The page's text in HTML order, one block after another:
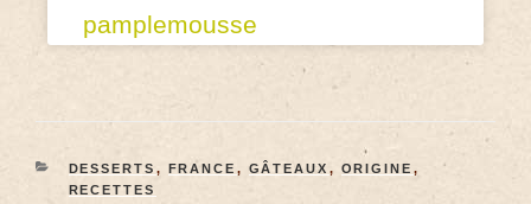
pamplemousse
DESSERTS , FRANCE , GÂTEAUX , ORIGINE ,
RECETTES